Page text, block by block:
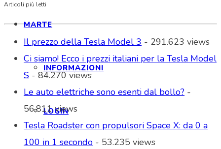
MARTE
INFORMAZIONI
LOGIN
Articoli più letti
Il prezzo della Tesla Model 3 - 291.623 views
Ci siamo! Ecco i prezzi italiani per la Tesla Model
S - 84.270 views
Le auto elettriche sono esenti dal bollo? -
56.811 views
Tesla Roadster con propulsori Space X: da 0 a
100 in 1 secondo - 53.235 views